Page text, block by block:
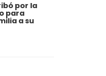
por la
para
a su